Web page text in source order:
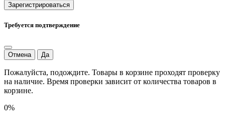
Зарегистрироваться
Требуется подтверждение
Отмена Да
Пожалуйста, подождите. Товары в корзине проходят проверку
на наличие. Время проверки зависит от количества товаров в
корзине.
0%